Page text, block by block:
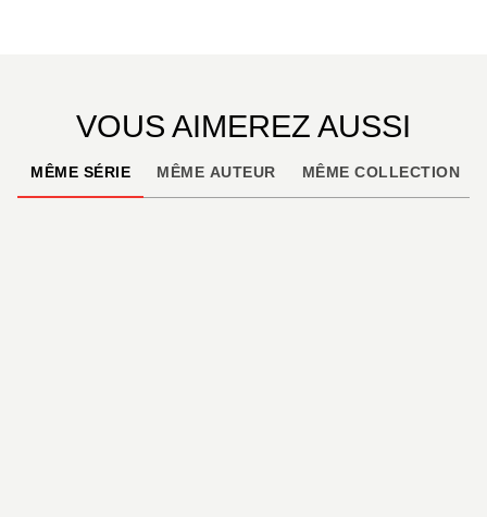
VOUS AIMEREZ AUSSI
MÊME SÉRIE MÊME AUTEUR MÊME COLLECTION